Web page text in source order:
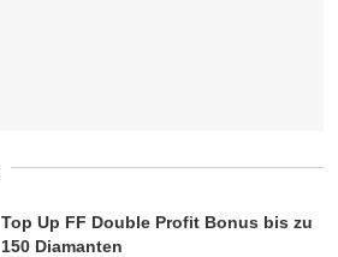
Top Up FF Double Profit Bonus bis zu
150 Diamanten